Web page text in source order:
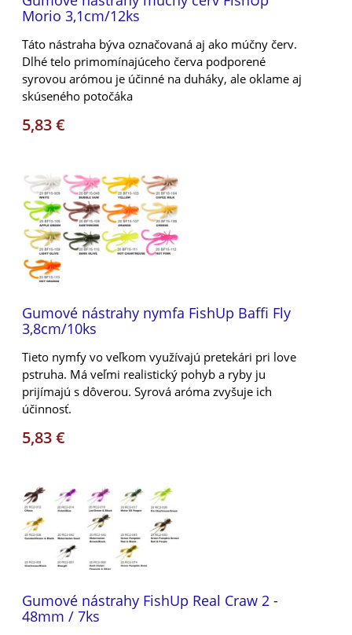
Morio 3,1cm/12ks
Táto nástraha býva označovaná aj ako múčny červ.
Dlhé telo primomínajúceho červa podporené
syrovou arómou je účinné na duháky, ale oklame aj
skúseného potočáka
5,83 €
Gumové nástrahy nymfa FishUp Baffi Fly
3,8cm/10ks
Tieto nymfy vo veľkom využívajú pretekári pri love
pstruha. Má veľmi realistický pohyb a ryby ju
prijímajú s dôverou. Syrová aróma zvyšuje ich
účinnosť.
5,83 €
Gumové nástrahy FishUp Real Craw 2 -
48mm / 7ks